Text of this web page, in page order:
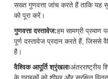
सख्त गुणवत्ता जांच करते हैं ताकि यह
को पूरा करें।
गुणवत्ता दस्तावेज:हम सामग्री प्रमाण
पूर्ण दस्तावेज प्रदान करते हैं, जिससे
है।
वैश्विक आपूर्ति श्रृंखलाःअंतरराष्ट्रीय